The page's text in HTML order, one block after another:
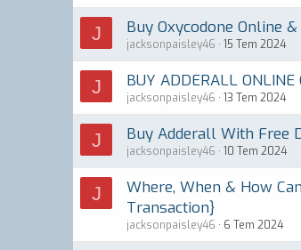
J Buy Oxycodone Online
jacksonpaisley46 15 Tem 2024
J BUY ADDERALL ONLINE
jacksonpaisley46 13 Tem 2024
J Buy Adderall With Free
jacksonpaisley46 10 Tem 2024
J
Where, When & How
Transaction}
jacksonpaisley46 6 Tem 2024